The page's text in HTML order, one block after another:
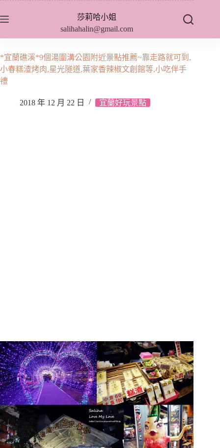
至
內
容
莎莉哈小姐
salihahalin@gmail.com
*宜蘭礁溪*9個湯圍溝公園附近景點推薦~靠走路就可到,
小春糕渣烤肉,星光隧道,葉家香辣椒文創館等,小吃伴手
禮
2018 年 12 月 22 日 宜蘭好玩景點